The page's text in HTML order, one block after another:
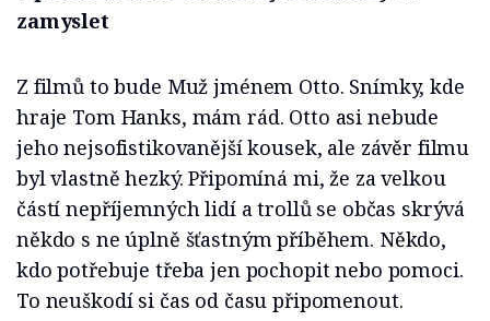
zamyslet
Z filmů to bude Muž jménem Otto. Snímky, kde
hraje Tom Hanks, mám rád. Otto asi nebude
jeho nejsofistikovanější kousek, ale závěr filmu
byl vlastně hezký. Připomíná mi, že za velkou
částí nepříjemných lidí a trollů se občas skrývá
někdo s ne úplně šťastným příběhem. Někdo,
kdo potřebuje třeba jen pochopit nebo pomoci.
To neuškodí si čas od času připomenout.